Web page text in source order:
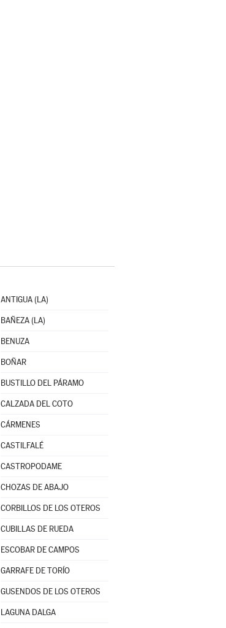
ANTIGUA (LA)
BAÑEZA (LA)
BENUZA
BOÑAR
BUSTILLO DEL PÁRAMO
CALZADA DEL COTO
CÁRMENES
CASTILFALÉ
CASTROPODAME
CHOZAS DE ABAJO
CORBILLOS DE LOS OTEROS
CUBILLAS DE RUEDA
ESCOBAR DE CAMPOS
GARRAFE DE TORÍO
GUSENDOS DE LOS OTEROS
LAGUNA DALGA